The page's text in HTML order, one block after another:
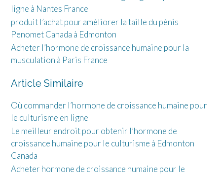
ligne à Nantes France
produit l’achat pour améliorer la taille du pénis
Penomet Canada à Edmonton
Acheter l’hormone de croissance humaine pour la
musculation à Paris France
Article Similaire
Où commander l’hormone de croissance humaine pour
le culturisme en ligne
Le meilleur endroit pour obtenir l’hormone de
croissance humaine pour le culturisme à Edmonton
Canada
Acheter hormone de croissance humaine pour le